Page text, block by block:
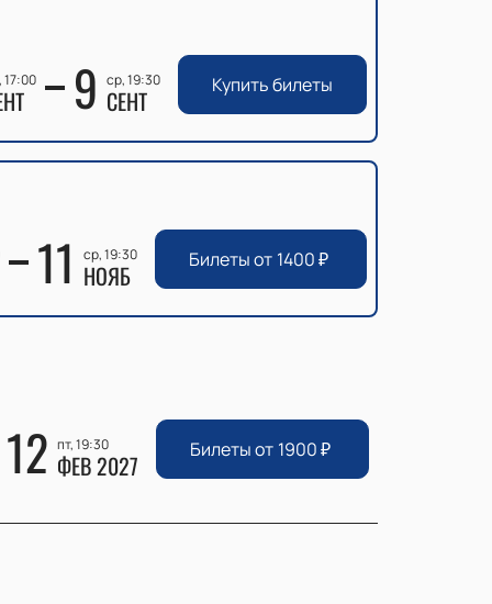
17:00 9 ср, 19:30
СЕНТ Купить билеты
11 ср, 19:30
НОЯБ Билеты от 1400₽
12 пт, 19:30
ФЕВ 2027 Билеты от 1900₽